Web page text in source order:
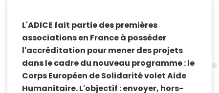
L'ADICE fait partie des premières
associations en France à posséder
l'accréditation pour mener des projets
dans le cadre du nouveau programme : le
Corps Européen de Solidarité volet Aide
Humanitaire. L'objectif : envoyer, hors-